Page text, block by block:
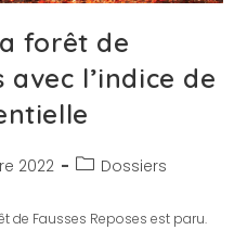
forêt de
avec l’indice de
2022 Dossiers
de Fausses Reposes est paru.